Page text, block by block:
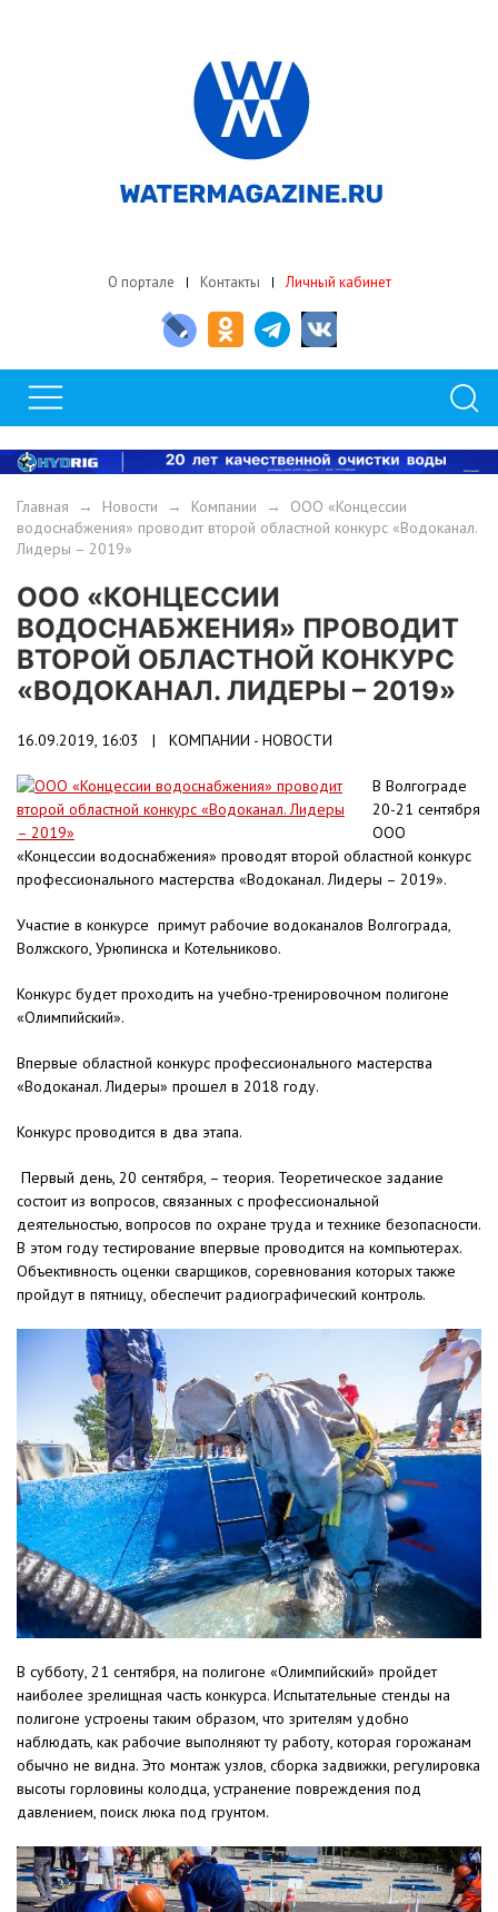
О портале Контакты Личный кабинет
Главная → Новости → Компании → ООО «Концессии
водоснабжения» проводит второй областной конкурс «Водоканал.
Лидеры – 2019»
ООО «КОНЦЕССИИ
ВОДОСНАБЖЕНИЯ» ПРОВОДИТ
ВТОРОЙ ОБЛАСТНОЙ КОНКУРС
«ВОДОКАНАЛ. ЛИДЕРЫ – 2019»
16.09.2019, 16:03 | КОМПАНИИ - НОВОСТИ
В Волгограде
20-21 сентября
ООО
«Концессии водоснабжения» проводят второй областной конкурс
профессионального мастерства «Водоканал. Лидеры – 2019».
Участие в конкурсе примут рабочие водоканалов Волгограда,
Волжского, Урюпинска и Котельниково.
Конкурс будет проходить на учебно-тренировочном полигоне
«Олимпийский».
Впервые областной конкурс профессионального мастерства
«Водоканал. Лидеры» прошел в 2018 году.
Конкурс проводится в два этапа.
Первый день, 20 сентября, – теория. Теоретическое задание
состоит из вопросов, связанных с профессиональной
деятельностью, вопросов по охране труда и технике безопасности.
В этом году тестирование впервые проводится на компьютерах.
Объективность оценки сварщиков, соревнования которых также
пройдут в пятницу, обеспечит радиографический контроль.
В субботу, 21 сентября, на полигоне «Олимпийский» пройдет
наиболее зрелищная часть конкурса. Испытательные стенды на
полигоне устроены таким образом, что зрителям удобно
наблюдать, как рабочие выполняют ту работу, которая горожанам
обычно не видна. Это монтаж узлов, сборка задвижки, регулировка
высоты горловины колодца, устранение повреждения под
давлением, поиск люка под грунтом.